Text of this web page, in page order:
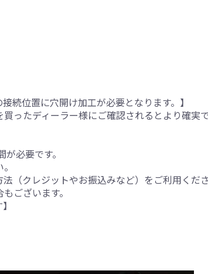
続位置に穴開け加工が必要となります。】
ったディーラー様にご確認されるとより確実で
必要です。
（クレジットやお振込みなど）をご利用くださ
ございます。